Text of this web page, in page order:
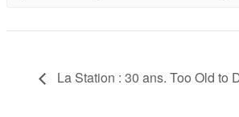
La Station : 30 ans. Too Old to